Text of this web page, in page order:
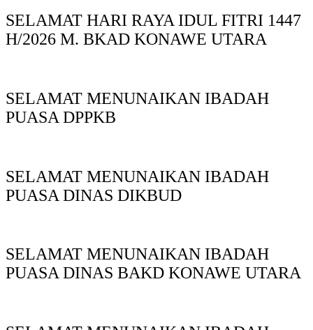
SELAMAT HARI RAYA IDUL FITRI 1447
H/2026 M. BKAD KONAWE UTARA
SELAMAT MENUNAIKAN IBADAH
PUASA DPPKB
SELAMAT MENUNAIKAN IBADAH
PUASA DINAS DIKBUD
SELAMAT MENUNAIKAN IBADAH
PUASA DINAS BAKD KONAWE UTARA